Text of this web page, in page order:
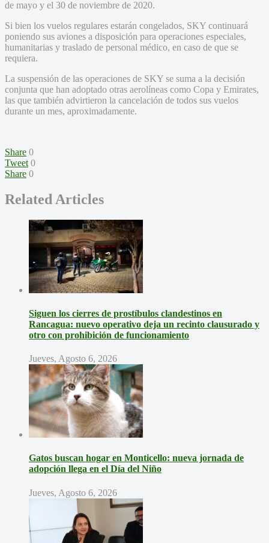
de mayo y el 30 de noviembre de 2020.
Si bien los vuelos regulares estarán congelados, SKY continuará
poniendo sus aviones a disposición para operaciones especiales,
humanitarias y traslado de personal médico, en caso de que se
requiera.
La suspensión de las operaciones de SKY se suma a la decisión
conjunta que han adoptado otras aerolíneas como Copa y Emirates,
las que también advirtieron la cancelación de todos sus vuelos
durante un mes, aproximadamente.
Share 0
Tweet 0
Share 0
Related Articles
Siguen los cierres de prostíbulos clandestinos en
Rancagua: nuevo operativo deja un recinto clausurado y
otro con prohibición de funcionamiento
Jueves, Agosto 6, 2026
Gatos buscan hogar en Monticello: nueva jornada de
adopción llega en el Día del Niño
Jueves, Agosto 6, 2026